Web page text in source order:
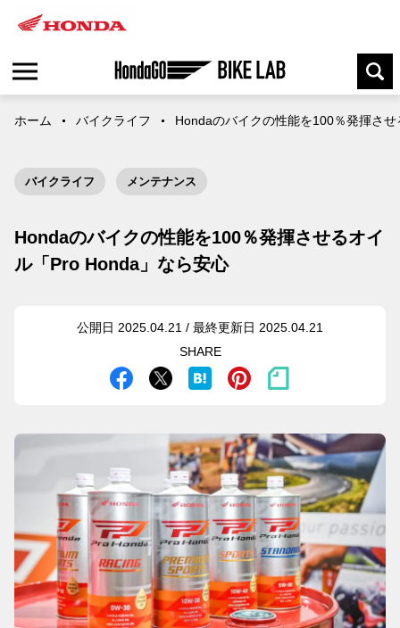
ホーム バイクライフ Hondaのバイクの性能を100％発揮さ
バイクライフ メンテナンス
Hondaのバイクの性能を100％発揮させるオイ
ル「Pro Honda」なら安心
公開日 2025.04.21 / 最終更新日 2025.04.21
SHARE